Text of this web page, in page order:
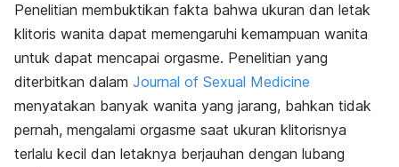
Penelitian membuktikan fakta bahwa ukuran dan letak
klitoris wanita dapat memengaruhi kemampuan wanita
untuk dapat mencapai orgasme. Penelitian yang
diterbitkan dalam Journal of Sexual Medicine
menyatakan banyak wanita yang jarang, bahkan tidak
pernah, mengalami orgasme saat ukuran klitorisnya
terlalu kecil dan letaknya berjauhan dengan lubang